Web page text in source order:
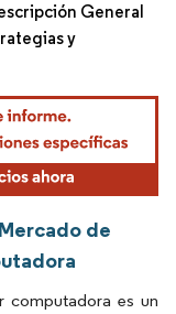
General
y
de
computadora es un